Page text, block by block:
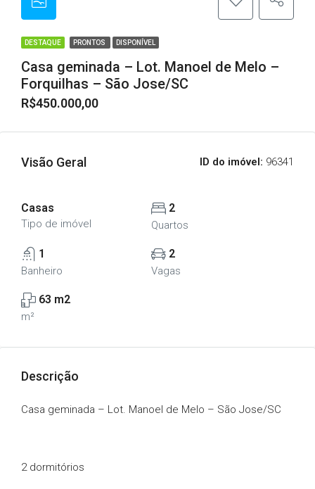
DESTAQUE PRONTOS DISPONÍVEL
Casa geminada – Lot. Manoel de Melo –
Forquilhas – São Jose/SC
R$450.000,00
Visão Geral ID do imóvel: 96341
Casas
Tipo de imóvel
2
Quartos
1
Banheiro
2
Vagas
63 m2
m²
Descrição
Casa geminada – Lot. Manoel de Melo – São Jose/SC
2 dormitórios